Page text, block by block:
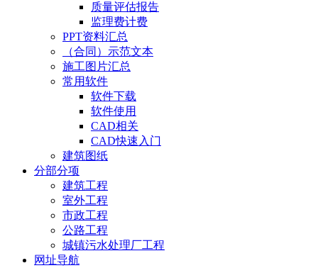
质量评估报告
监理费计费
PPT资料汇总
（合同）示范文本
施工图片汇总
常用软件
软件下载
软件使用
CAD相关
CAD快速入门
建筑图纸
分部分项
建筑工程
室外工程
市政工程
公路工程
城镇污水处理厂工程
网址导航